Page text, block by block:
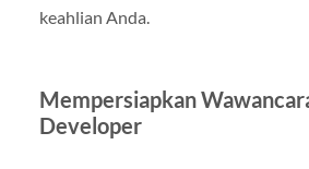
keahlian Anda.
Mempersiapkan
Developer